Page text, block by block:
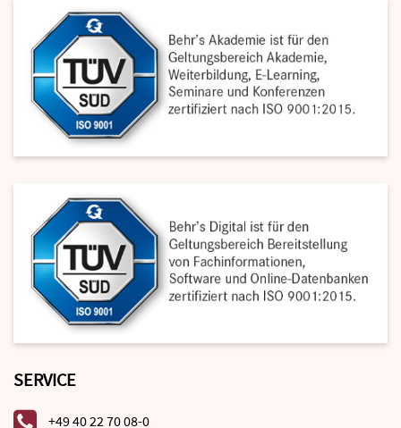
SERVICE
+49 40 22 70 08-0